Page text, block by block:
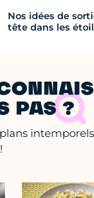
Nos idées de
tête dans les
PAS ?